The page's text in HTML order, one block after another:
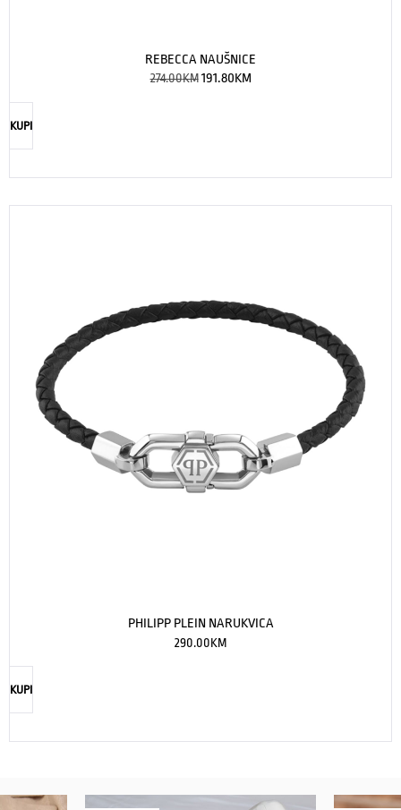
REBECCA NAUŠNICE
274.00KM 191.80KM
KUPI
PHILIPP PLEIN NARUKVICA
290.00KM
KUPI